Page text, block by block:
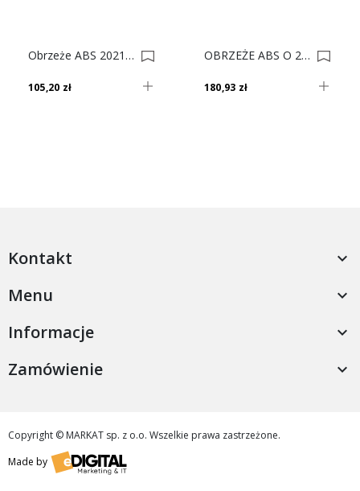
Obrzeże ABS 20210 Mx Lamele Brązowe Do Płyty SWISS KRONO 0022980-0023281
105,20 zł
OBRZEŻE ABS O 22/0.8 30170 To 100 Mb Premium 0022977
180,93 zł
Kontakt 
Menu 
Informacje 
Zamówienie 
Copyright © MARKAT sp. z o.o. Wszelkie prawa zastrzeżone.
Made by